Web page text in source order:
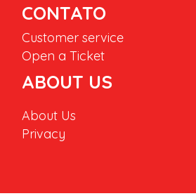
CONTATO
Customer service
Open a Ticket
ABOUT US
About Us
Privacy